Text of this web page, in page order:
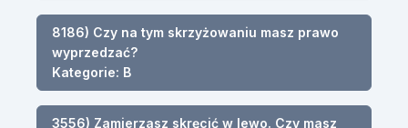
8186) Czy na tym skrzyżowaniu masz prawo
wyprzedzać?
Kategorie: B
3556) Zamierzasz skręcić w lewo. Czy masz